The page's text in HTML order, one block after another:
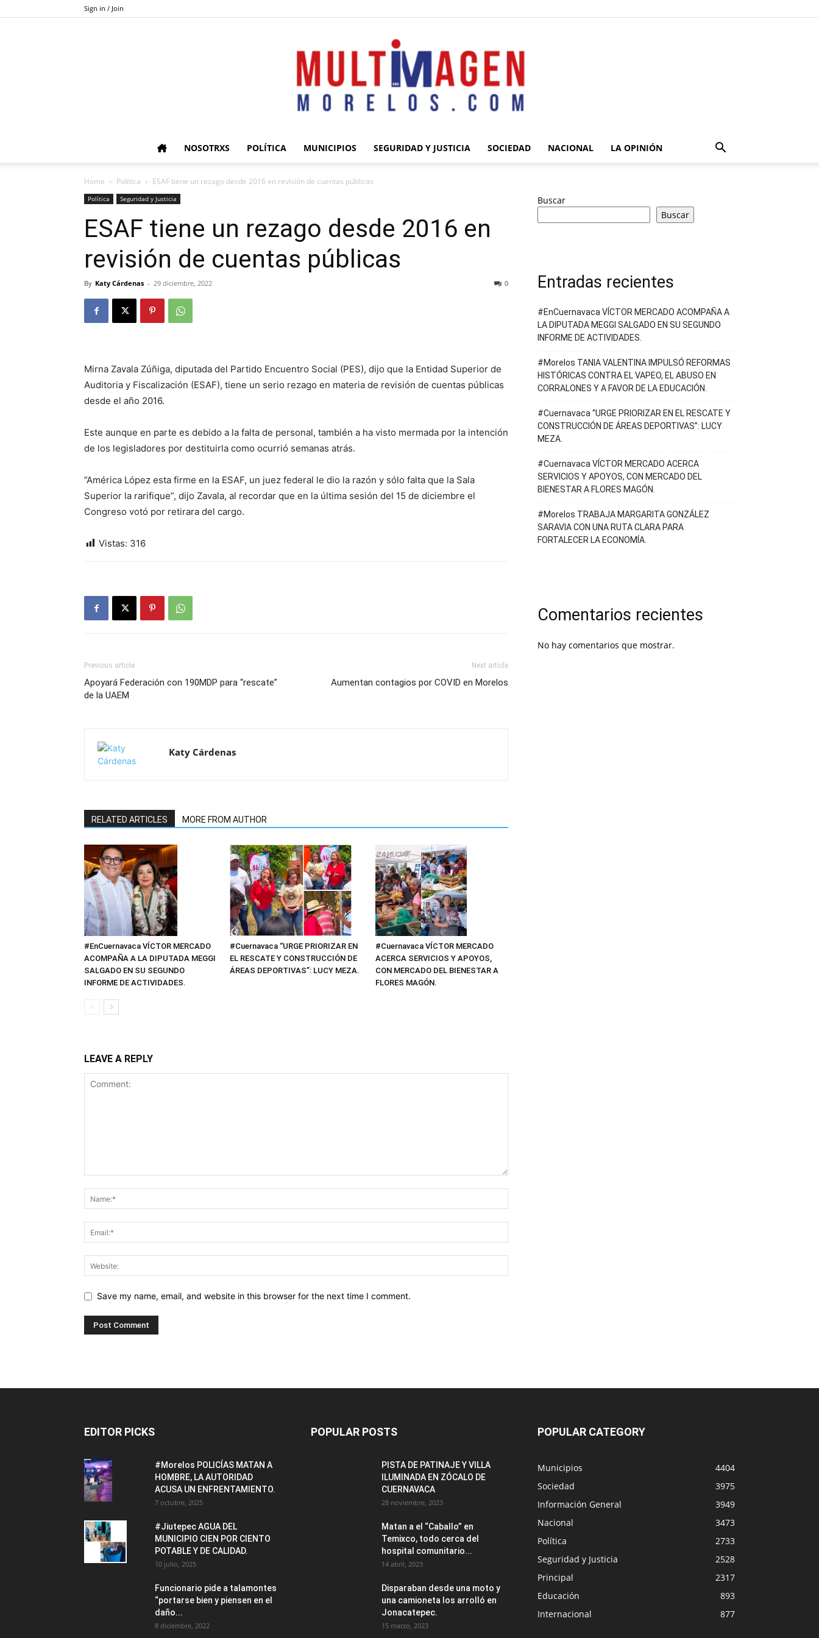
Sign in / Join
NOSOTRXS POLÍTICA MUNICIPIOS SEGURIDAD Y JUSTICIA SOCIEDAD NACIONAL LA OPINIÓN
Home Política ESAF tiene un rezago desde 2016 en revisión de cuentas públicas
Política Seguridad y Justicia
ESAF tiene un rezago desde 2016 en
revisión de cuentas públicas
By Katy Cárdenas - 29 diciembre, 2022 0
Mirna Zavala Zúñiga, diputada del Partido Encuentro Social (PES), dijo que la Entidad Superior de
Auditoria y Fiscalización (ESAF), tiene un serio rezago en materia de revisión de cuentas públicas
desde el año 2016.
Este aunque en parte es debido a la falta de personal, también a ha visto mermada por la intención
de los legisladores por destituirla como ocurrió semanas atrás.
”América López esta firme en la ESAF, un juez federal le dio la razón y sólo falta que la Sala
Superior la rarifique”, dijo Zavala, al recordar que en la última sesión del 15 de diciembre el
Congreso votó por retirara del cargo.
Vistas: 316
Previous article
Apoyará Federación con 190MDP para “rescate”
de la UAEM
Next article
Aumentan contagios por COVID en Morelos
Katy Cárdenas
RELATED ARTICLES MORE FROM AUTHOR
#EnCuernavaca VÍCTOR MERCADO
ACOMPAÑA A LA DIPUTADA MEGGI
SALGADO EN SU SEGUNDO
INFORME DE ACTIVIDADES.
#Cuernavaca “URGE PRIORIZAR EN
EL RESCATE Y CONSTRUCCIÓN DE
ÁREAS DEPORTIVAS”: LUCY MEZA.
#Cuernavaca VÍCTOR MERCADO
ACERCA SERVICIOS Y APOYOS,
CON MERCADO DEL BIENESTAR A
FLORES MAGÓN.
LEAVE A REPLY
Save my name, email, and website in this browser for the next time I comment.
Buscar
Buscar
Entradas recientes
#EnCuernavaca VÍCTOR MERCADO ACOMPAÑA A
LA DIPUTADA MEGGI SALGADO EN SU SEGUNDO
INFORME DE ACTIVIDADES.
#Morelos TANIA VALENTINA IMPULSÓ REFORMAS
HISTÓRICAS CONTRA EL VAPEO, EL ABUSO EN
CORRALONES Y A FAVOR DE LA EDUCACIÓN.
#Cuernavaca “URGE PRIORIZAR EN EL RESCATE Y
CONSTRUCCIÓN DE ÁREAS DEPORTIVAS”: LUCY
MEZA.
#Cuernavaca VÍCTOR MERCADO ACERCA
SERVICIOS Y APOYOS, CON MERCADO DEL
BIENESTAR A FLORES MAGÓN.
#Morelos TRABAJA MARGARITA GONZÁLEZ
SARAVIA CON UNA RUTA CLARA PARA
FORTALECER LA ECONOMÍA.
Comentarios recientes
No hay comentarios que mostrar.
EDITOR PICKS
#Morelos POLICÍAS MATAN A
HOMBRE, LA AUTORIDAD
ACUSA UN ENFRENTAMIENTO.
7 octubre, 2025
#Jiutepec AGUA DEL
MUNICIPIO CIEN POR CIENTO
POTABLE Y DE CALIDAD.
10 julio, 2025
Funcionario pide a talamontes
“portarse bien y piensen en el
daño...
8 diciembre, 2022
POPULAR POSTS
PISTA DE PATINAJE Y VILLA
ILUMINADA EN ZÓCALO DE
CUERNAVACA
28 noviembre, 2023
Matan a el “Caballo” en
Temixco, todo cerca del
hospital comunitario...
14 abril, 2023
Disparaban desde una moto y
una camioneta los arrolló en
Jonacatepec.
15 marzo, 2023
POPULAR CATEGORY
Municipios
4404
Sociedad
3975
Información General
3949
Nacional
3473
Política
2733
Seguridad y Justicia
2528
Principal
2317
Educación
893
Internacional
877